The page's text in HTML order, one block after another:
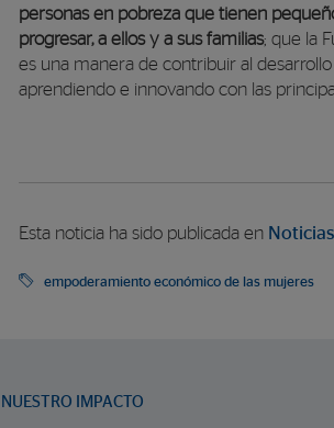
personas en pobreza que tienen
progresar, a ellos y a sus familias; que la
es una manera de contribuir al
aprendiendo e innovando con las
Esta noticia ha sido publicada en Noticias
empoderamiento económico de las mujeres
NUESTRO IMPACTO